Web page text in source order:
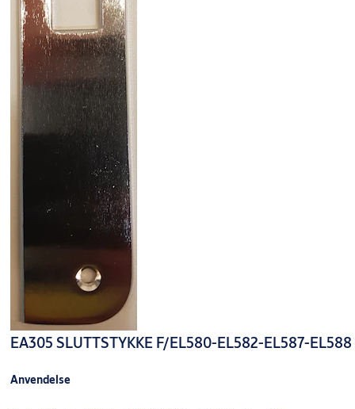
EA305 SLUTTSTYKKE F/EL580-EL582-EL587-EL588
Anvendelse